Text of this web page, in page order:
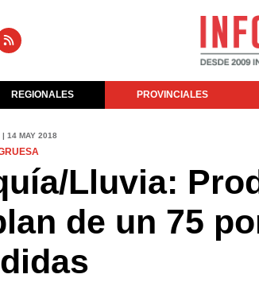
REGIONALES PROVINCIALES
| 14 MAY 2018
Lluvia:
de un 75